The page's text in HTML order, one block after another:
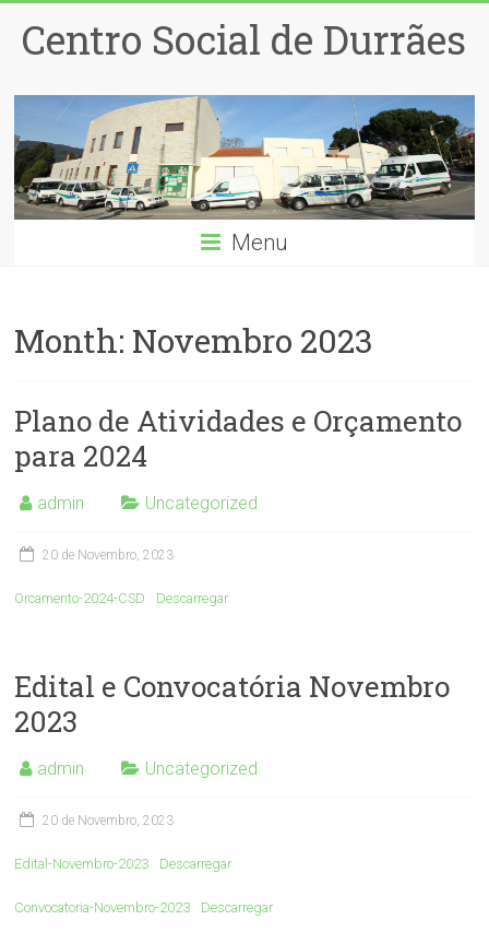
Centro Social de Durrães
Menu
Month: Novembro 2023
Plano de Atividades e Orçamento
para 2024
admin Uncategorized
20 de Novembro, 2023
Orcamento-2024-CSD Descarregar
Edital e Convocatória Novembro
2023
admin Uncategorized
20 de Novembro, 2023
Edital-Novembro-2023 Descarregar
Convocatoria-Novembro-2023 Descarregar